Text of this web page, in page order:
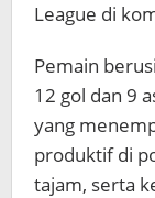
League di
Pemain
12 gol dan 9
yang
produktif di
tajam, serta